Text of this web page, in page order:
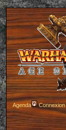
Agenda Connexion